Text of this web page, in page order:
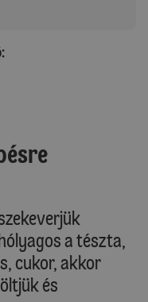
a tészta,
cukor, akkor
és